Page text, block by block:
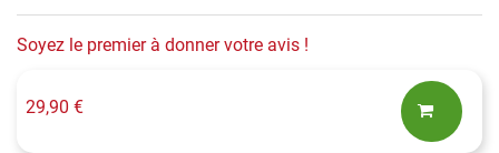
Soyez le premier à donner votre avis !
29,90 €